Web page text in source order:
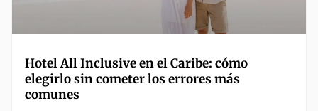
Hotel All Inclusive en el Caribe: cómo
elegirlo sin cometer los errores más
comunes